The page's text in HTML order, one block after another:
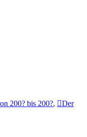
200? bis 200?,
Der